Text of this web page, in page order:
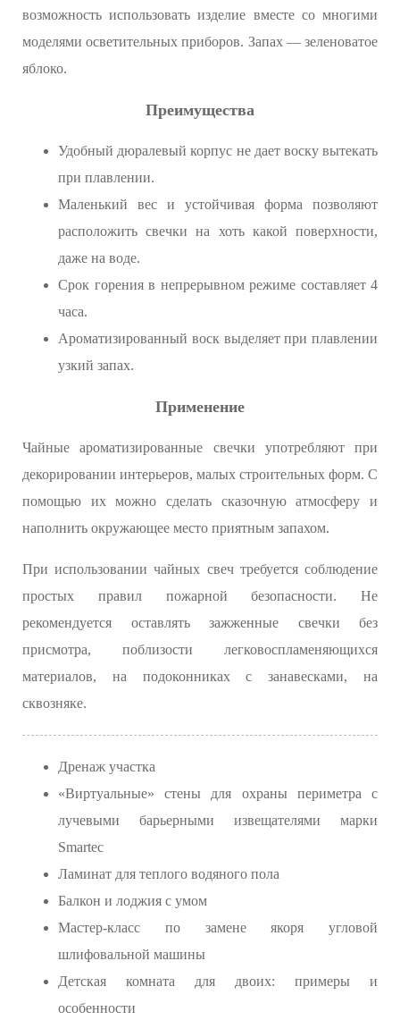
возможность использовать изделие вместе со многими
моделями осветительных приборов. Запах — зеленоватое
яблоко.
Преимущества
Удобный дюралевый корпус не дает воску вытекать
при плавлении.
Маленький вес и устойчивая форма позволяют
расположить свечки на хоть какой поверхности,
даже на воде.
Срок горения в непрерывном режиме составляет 4
часа.
Ароматизированный воск выделяет при плавлении
узкий запах.
Применение
Чайные ароматизированные свечки употребляют при
декорировании интерьеров, малых строительных форм. С
помощью их можно сделать сказочную атмосферу и
наполнить окружающее место приятным запахом.
При использовании чайных свеч требуется соблюдение
простых правил пожарной безопасности. Не
рекомендуется оставлять зажженные свечки без
присмотра, поблизости легковоспламеняющихся
материалов, на подоконниках с занавесками, на
сквозняке.
Дренаж участка
«Виртуальные» стены для охраны периметра с
лучевыми барьерными извещателями марки
Smartec
Ламинат для теплого водяного пола
Балкон и лоджия с умом
Мастер-класс по замене якоря угловой
шлифовальной машины
Детская комната для двоих: примеры и
особенности